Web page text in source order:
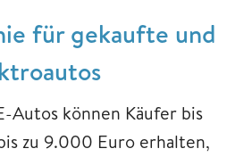
für gekaufte und
Autos können Käufer bis
zu 9.000 Euro erhalten,